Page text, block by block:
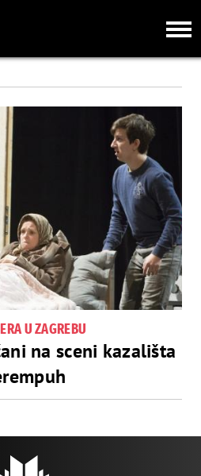
U ZAGREBU
na sceni kazališta